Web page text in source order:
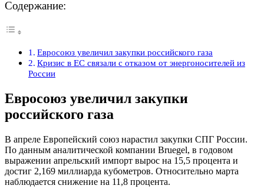
Содержание:
Евросоюз увеличил закупки российского газа
Кризис в ЕС связали с отказом от энергоносителей из
России
Евросоюз увеличил закупки
российского газа
В апреле Европейский союз нарастил закупки СПГ России.
По данным аналитической компании Bruegel, в годовом
выражении апрельский импорт вырос на 15,5 процента и
достиг 2,169 миллиарда кубометров. Относительно марта
наблюдается снижение на 11,8 процента.